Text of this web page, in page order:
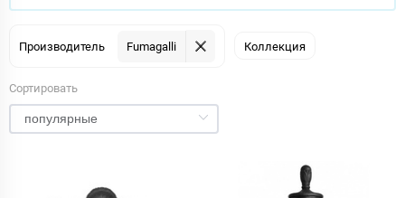
Производитель Fumagalli Коллекция
Сортировать